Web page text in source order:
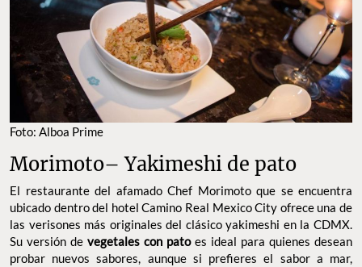
Foto: Alboa Prime
Morimoto– Yakimeshi de pato
El restaurante del afamado Chef Morimoto que se encuentra
ubicado dentro del hotel Camino Real Mexico City ofrece una de
las verisones más originales del clásico yakimeshi en la CDMX.
Su versión de vegetales con patoes ideal para quienes desean
probar nuevos sabores, aunque si prefieres el sabor a mar,